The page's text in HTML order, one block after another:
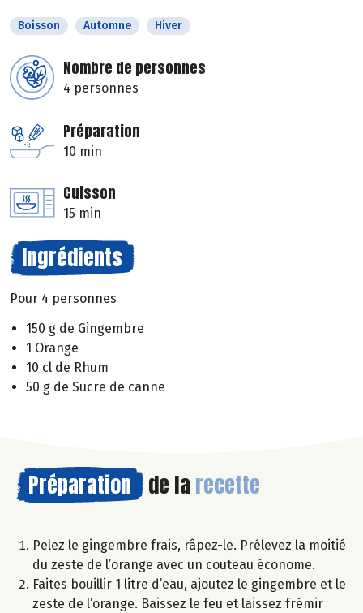
Boisson Automne Hiver
Nombre de personnes
4 personnes
Préparation
10 min
Cuisson
15 min
Ingrédients
Pour 4 personnes
150 g de Gingembre
1 Orange
10 cl de Rhum
50 g de Sucre de canne
Préparation de la recette
Pelez le gingembre frais, râpez-le. Prélevez la moitié
du zeste de l’orange avec un couteau économe.
Faites bouillir 1 litre d’eau, ajoutez le gingembre et le
zeste de l’orange. Baissez le feu et laissez frémir